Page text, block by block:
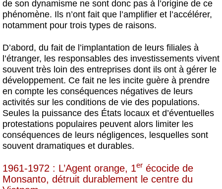
de son dynamisme ne sont donc pas à l’origine de ce
phénomène. Ils n’ont fait que l’amplifier et l’accélérer,
notamment pour trois types de raisons.
D’abord, du fait de l’implantation de leurs filiales à
l’étranger, les responsables des investissements vivent
souvent très loin des entreprises dont ils ont à gérer le
développement. Ce fait ne les incite guère à prendre
en compte les conséquences négatives de leurs
activités sur les conditions de vie des populations.
Seules la puissance des États locaux et d’éventuelles
protestations populaires peuvent alors limiter les
conséquences de leurs négligences, lesquelles sont
souvent dramatiques et durables.
1961-1972 : L’Agent orange, 1er écocide de
Monsanto, détruit durablement le centre du